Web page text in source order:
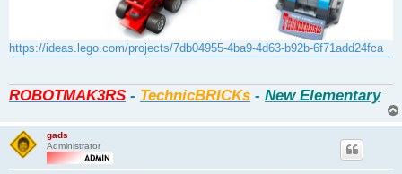
https://ideas.lego.com/projects/7db04955-4ba9-4d63-b92b-6f71add24fca
ROBOTMAK3RS - TechnicBRICKs - New Elementary
gads
Administrator